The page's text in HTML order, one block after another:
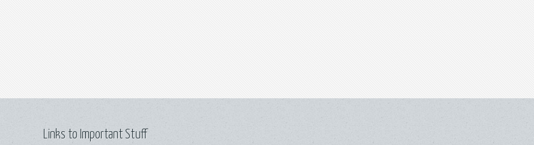
Links to Important Stuff